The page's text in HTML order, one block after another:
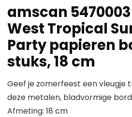
amscan
West Tropical
Party papieren
stuks, 18 cm
Geef je zomerfeest een vleugje
deze metalen, bladvormige
Afmeting: 18 cm